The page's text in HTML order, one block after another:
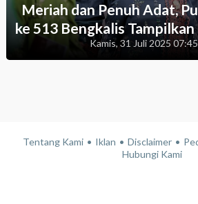
Meriah dan Penuh Adat,
ke 513 Bengkalis
Kamis, 31 Juli 2025
Tentang Kami Iklan Disclaimer
Hubungi Kami